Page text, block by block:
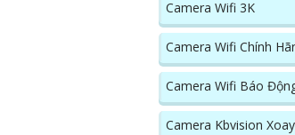
Camera Wifi 3K
Camera Wifi Chính
Camera Wifi Báo
Camera Kbvision